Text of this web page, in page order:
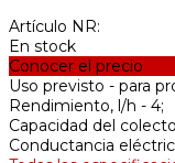
Artículo NR:
En stock
Conocer el precio
Uso previsto - para
Rendimiento, l/h - 4;
Capacidad del
Conductancia